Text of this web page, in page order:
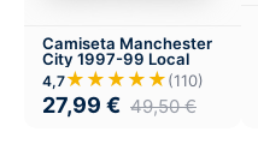
Camiseta Manchester
City 1997-99 Local
4,7★★★★★(110)
27,99 € 49,50€